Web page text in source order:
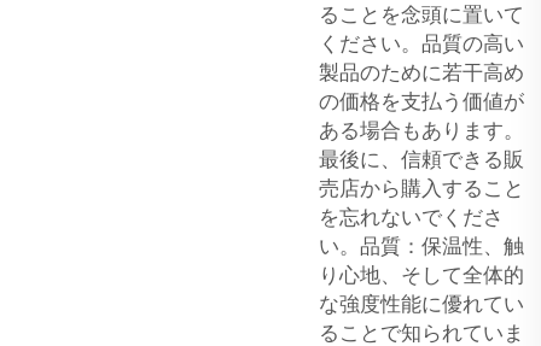
ることを念頭に置いて
ください。品質の高い
製品のために若干高め
の価格を支払う価値が
ある場合もあります。
最後に、信頼できる販
売店から購入すること
を忘れないでくださ
い。品質：保温性、触
り心地、そして全体的
な強度性能に優れてい
ることで知られていま